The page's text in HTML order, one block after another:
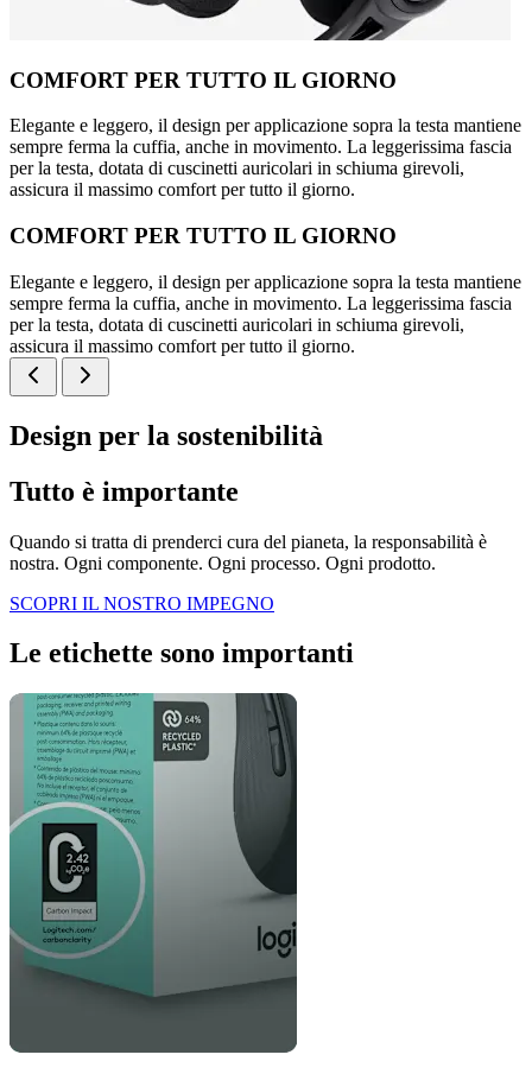
COMFORT PER TUTTO IL GIORNO
Elegante e leggero, il design per applicazione sopra la testa mantiene
sempre ferma la cuffia, anche in movimento. La leggerissima fascia
per la testa, dotata di cuscinetti auricolari in schiuma girevoli,
assicura il massimo comfort per tutto il giorno.
COMFORT PER TUTTO IL GIORNO
Elegante e leggero, il design per applicazione sopra la testa mantiene
sempre ferma la cuffia, anche in movimento. La leggerissima fascia
per la testa, dotata di cuscinetti auricolari in schiuma girevoli,
assicura il massimo comfort per tutto il giorno.
Design per la sostenibilità
Tutto è importante
Quando si tratta di prenderci cura del pianeta, la responsabilità è
nostra. Ogni componente. Ogni processo. Ogni prodotto.
SCOPRI IL NOSTRO IMPEGNO
Le etichette sono importanti